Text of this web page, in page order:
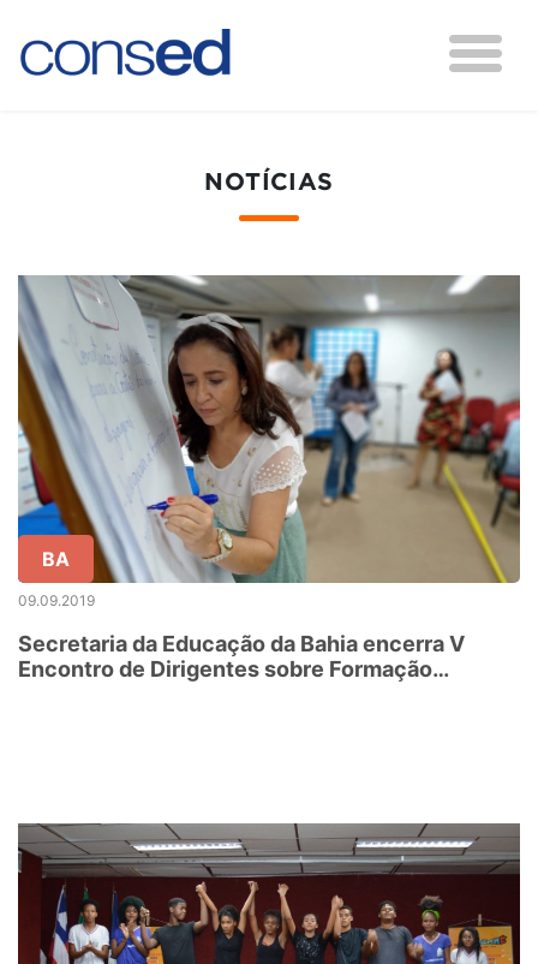
NOTÍCIAS
BA
09.09.2019
Secretaria da Educação da Bahia encerra V
Encontro de Dirigentes sobre Formação